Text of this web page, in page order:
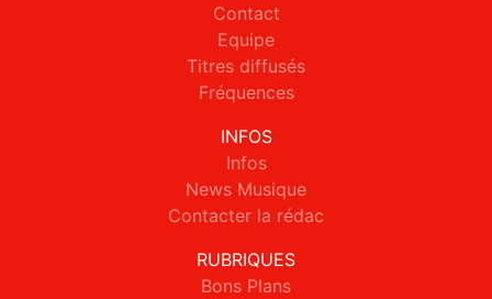
Contact
Equipe
Titres diffusés
Fréquences
INFOS
Infos
News Musique
Contacter la rédac
RUBRIQUES
Bons Plans